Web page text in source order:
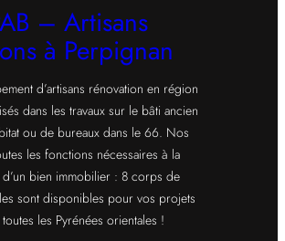
– Artisans
à Perpignan
d’artisans rénovation en région
dans les travaux sur le bâti ancien
ou de bureaux dans le 66. Nos
les fonctions nécessaires à la
bien immobilier : 8 corps de
sont disponibles pour vos projets
les Pyrénées orientales !